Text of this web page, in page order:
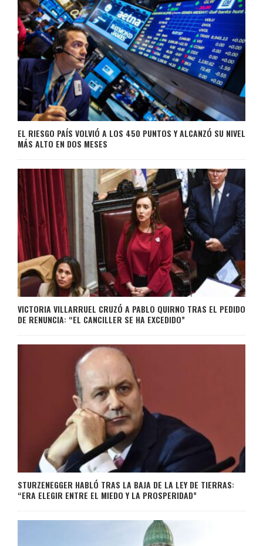
EL RIESGO PAÍS VOLVIÓ A LOS 450 PUNTOS Y ALCANZÓ SU NIVEL
MÁS ALTO EN DOS MESES
VICTORIA VILLARRUEL CRUZÓ A PABLO QUIRNO TRAS EL PEDIDO
DE RENUNCIA: “EL CANCILLER SE HA EXCEDIDO”
STURZENEGGER HABLÓ TRAS LA BAJA DE LA LEY DE TIERRAS:
“ERA ELEGIR ENTRE EL MIEDO Y LA PROSPERIDAD”